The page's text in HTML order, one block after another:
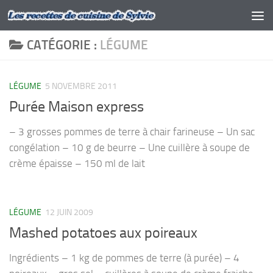
Skip to content
CATÉGORIE : LÉGUME
LÉGUME 5 NOVEMBRE 2011
Purée Maison express
– 3 grosses pommes de terre à chair farineuse – Un sac
congélation – 10 g de beurre – Une cuillère à soupe de
crème épaisse – 150 ml de lait
LÉGUME 12 JUIN 2009
Mashed potatoes aux poireaux
Ingrédients – 1 kg de pommes de terre (à purée) – 4